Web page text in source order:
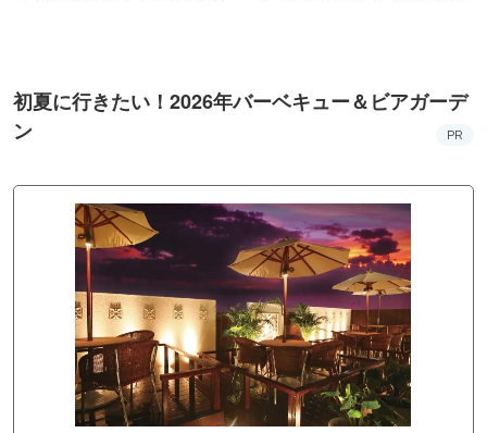
初夏に行きたい！2026年バーベキュー＆ビアガーデ
ン
PR